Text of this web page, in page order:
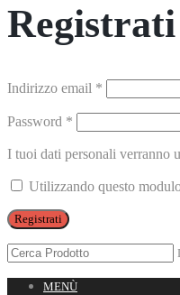
Registrati
Indirizzo email *
Password *
I tuoi dati personali verranno
Utilizzando questo
Registrati
MENÙ